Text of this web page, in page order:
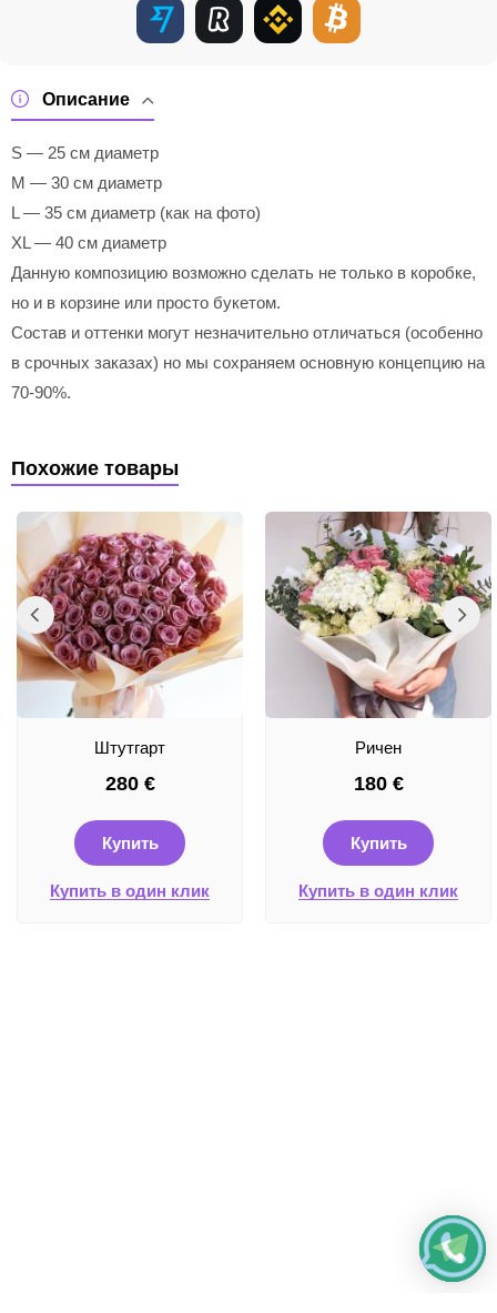
Описание
S — 25 см диаметр
M — 30 см диаметр
L — 35 см диаметр (как на фото)
XL — 40 см диаметр
Данную композицию возможно сделать не только в коробке,
но и в корзине или просто букетом.
Состав и оттенки могут незначительно отличаться (особенно
в срочных заказах) но мы сохраняем основную концепцию на
70-90%.
Похожие товары
Штутгарт
280 €
Купить
Купить в один клик
Ричен
180 €
Купить
Купить в один клик